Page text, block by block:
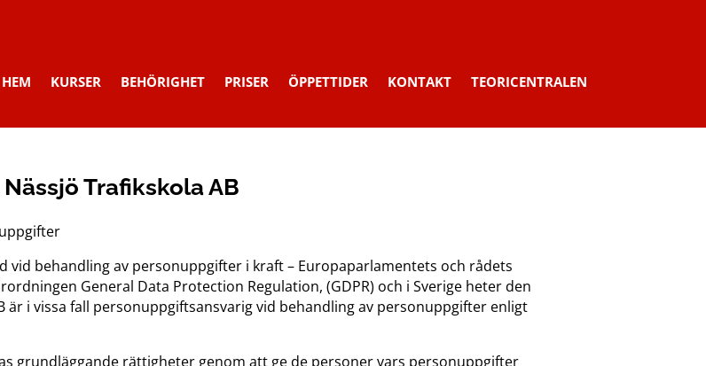
HEM KURSER BEHÖRIGHET PRISER ÖPPETTIDER KONTAKT TEORICENTRALEN
Trafikskola AB
vid behandling av personuppgifter i kraft – Europaparlamentets och rådets
General Data Protection Regulation, (GDPR) och i Sverige heter den
är i vissa fall personuppgiftsansvarig vid behandling av personuppgifter enligt
grundläggande rättigheter genom att ge de personer vars personuppgifter